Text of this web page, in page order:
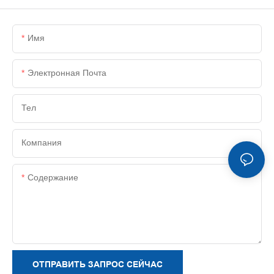
Имя
Электронная Почта
Тел
Компания
Содержание
ОТПРАВИТЬ ЗАПРОС СЕЙЧАС